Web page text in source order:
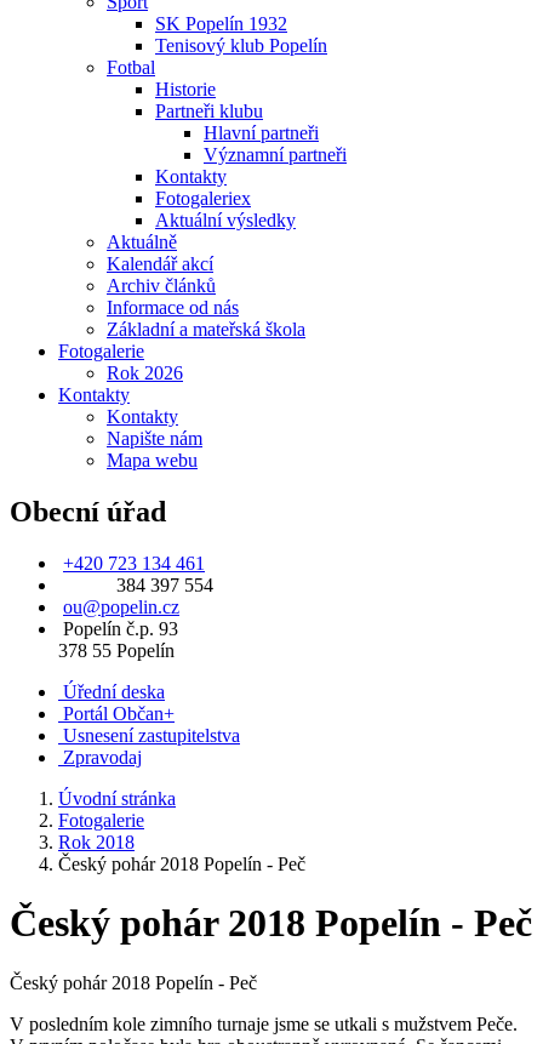
SK Popelín 1932
Tenisový klub Popelín
Fotbal
Historie
Partneři klubu
Hlavní partneři
Významní partneři
Kontakty
Fotogaleriex
Aktuální výsledky
Aktuálně
Kalendář akcí
Archiv článků
Informace od nás
Základní a mateřská škola
Fotogalerie
Rok 2026
Kontakty
Kontakty
Napište nám
Mapa webu
Obecní úřad
+420 723 134 461
384 397 554
ou@popelin.cz
Popelín č.p. 93
378 55 Popelín
Úřední deska
Portál Občan+
Usnesení zastupitelstva
Zpravodaj
Úvodní stránka
Fotogalerie
Rok 2018
Český pohár 2018 Popelín - Peč
Český pohár 2018 Popelín - Peč
Český pohár 2018 Popelín - Peč
V posledním kole zimního turnaje jsme se utkali s mužstvem Peče.